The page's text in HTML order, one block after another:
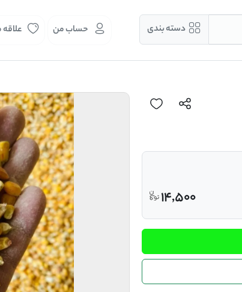
دسته بندی حساب من
14,500